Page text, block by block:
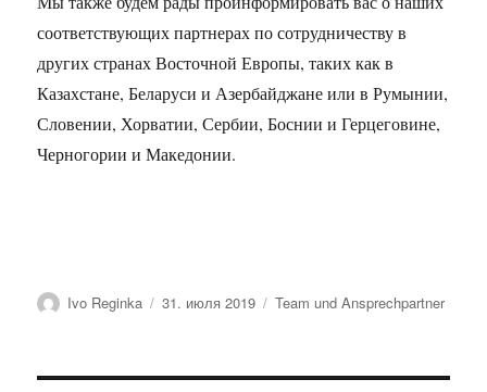
соответствующих партнерах по сотрудничеству в
других странах Восточной Европы, таких как в
Казахстане, Беларуси и Азербайджане или в Румынии,
Словении, Хорватии, Сербии, Боснии и Герцеговине,
Черногории и Македонии.
Автор
Ivo Reginka Опубликовано
31. июля 2019 Рубрики
Team und Ansprechpartner